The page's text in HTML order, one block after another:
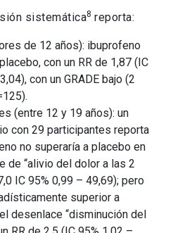
sistemática8reporta:
de 12 años): ibuprofeno
con un RR de 1,87 (IC
con un GRADE bajo (2
(entre 12 y 19 años): un
con 29 participantes reporta
no superaría a placebo en
de “alivio del dolor a las 2
IC 95% 0,99 – 49,69); pero
superior a
desenlace “disminución del